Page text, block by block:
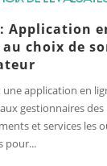
: Application
au choix de
une application en
gestionnaires des
et services les
pour...